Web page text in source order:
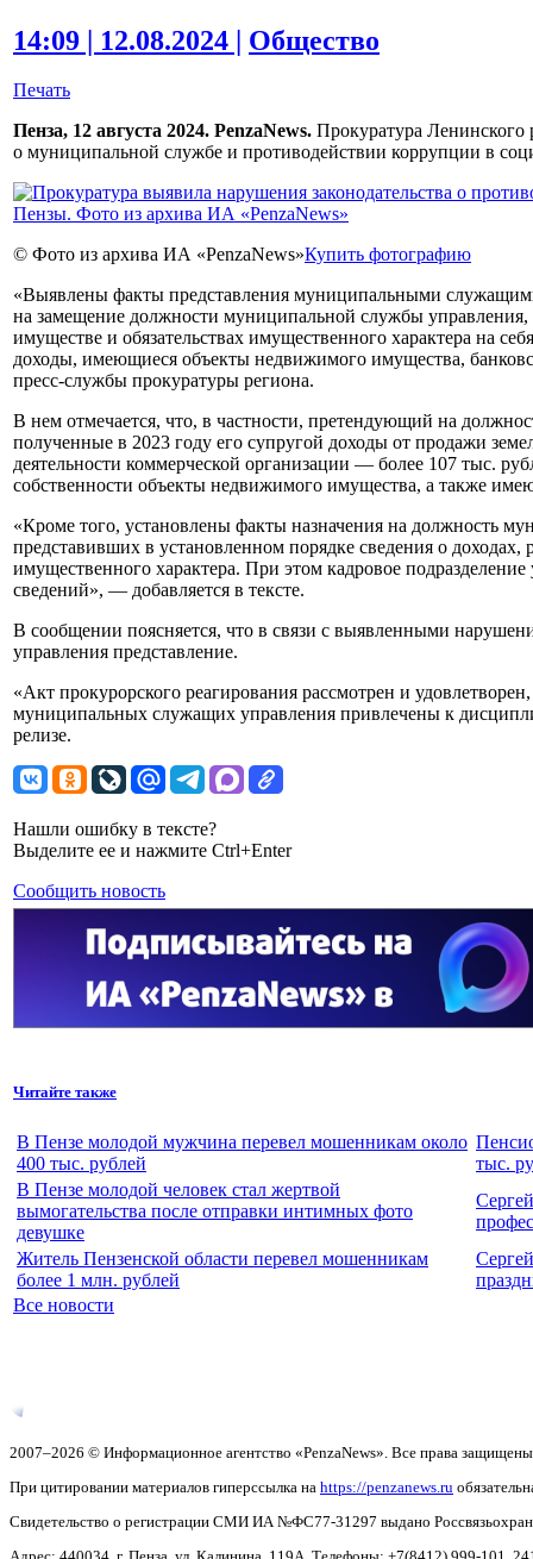
14:09 | 12.08.2024 | Общество
Печать
Пенза, 12 августа 2024. PenzaNews. Прокуратура Ленинского
о муниципальной службе и противодействии коррупции в
© Фото из архива ИА «PenzaNews»Купить фотографию
«Выявлены факты представления муниципальными
на замещение должности муниципальной службы
имуществе и обязательствах имущественного характера на
доходы, имеющиеся объекты недвижимого имущества,
пресс-службы прокуратуры региона.
В нем отмечается, что, в частности, претендующий на
полученные в 2023 году его супругой доходы от продажи
деятельности коммерческой организации — более 107 тыс.
собственности объекты недвижимого имущества, а также
«Кроме того, установлены факты назначения на должность
представивших в установленном порядке сведения о доходах,
имущественного характера. При этом кадровое
сведений», — добавляется в тексте.
В сообщении поясняется, что в связи с выявленными
управления представление.
«Акт прокурорского реагирования рассмотрен и
муниципальных служащих управления привлечены к
релизе.
Нашли ошибку в тексте?
Выделите ее и нажмите Ctrl+Enter
Сообщить новость
Читайте также
В Пензе молодой мужчина перевел мошенникам около
400 тыс. рублей
тыс.
В Пензе молодой человек стал жертвой
вымогательства после отправки интимных фото
девушке
Житель Пензенской области перевел мошенникам
более 1 млн. рублей
Все новости
2007–2026 © Информационное агентство «PenzaNews». Все права
При цитировании материалов гиперссылка на https://penzanews.ru
Свидетельство о регистрации СМИ ИА №ФС77-31297 выдано